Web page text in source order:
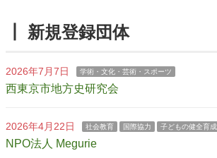
┃ 新規登録団体
2026年7月7日 学術・文化・芸術・スポーツ
西東京市地方史研究会
2026年4月22日 社会教育 国際協力 子どもの健全育成
NPO法人 Megurie